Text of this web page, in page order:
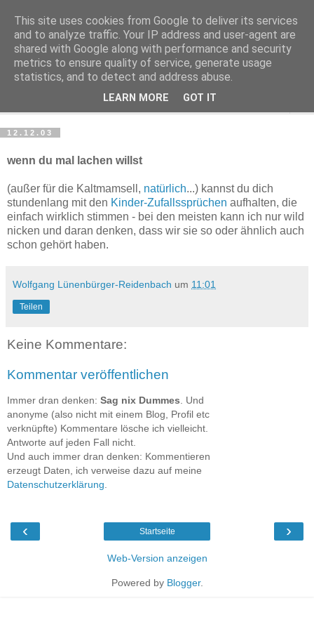
Haltungsturnen
Niveau sieht nur von unten aus wie Arroganz.
12.12.03
wenn du mal lachen willst
(außer für die Kaltmamsell, natürlich...) kannst du dich
stundenlang mit den Kinder-Zufallssprüchen aufhalten, die
einfach wirklich stimmen - bei den meisten kann ich nur wild
nicken und daran denken, dass wir sie so oder ähnlich auch
schon gehört haben.
Wolfgang Lünenbürger-Reidenbach um 11:01
Teilen
Keine Kommentare:
Kommentar veröffentlichen
Immer dran denken: Sag nix Dummes . Und
anonyme (also nicht mit einem Blog, Profil etc
verknüpfte) Kommentare lösche ich vielleicht.
Antworte auf jeden Fall nicht.
Und auch immer dran denken: Kommentieren
erzeugt Daten, ich verweise dazu auf meine
Datenschutzerklärung
‹ ›
Startseite
Web-Version anzeigen
Powered by Blogger.
This site uses cookies from Google to deliver its services
and to analyze traffic. Your IP address and user-agent are
shared with Google along with performance and security
metrics to ensure quality of service, generate usage
statistics, and to detect and address abuse.
LEARN MORE GOT IT